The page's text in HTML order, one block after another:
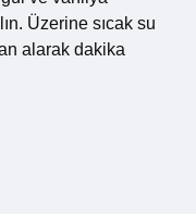
Üzerine sıcak su
alarak dakika